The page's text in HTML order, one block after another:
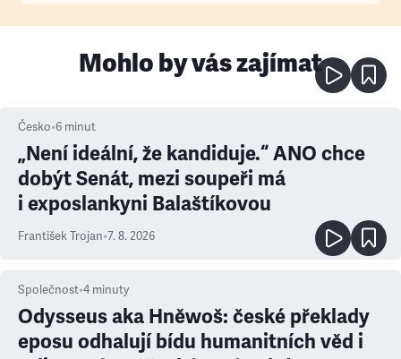
Mohlo by vás zajímat
Česko•6 minut
„Není ideální, že kandiduje.“ ANO chce
dobýt Senát, mezi soupeři má
i exposlankyni Balaštíkovou
František Trojan•7. 8. 2026
Společnost•4 minuty
Odysseus aka Hněwoš: české překlady
eposu odhalují bídu humanitních věd i